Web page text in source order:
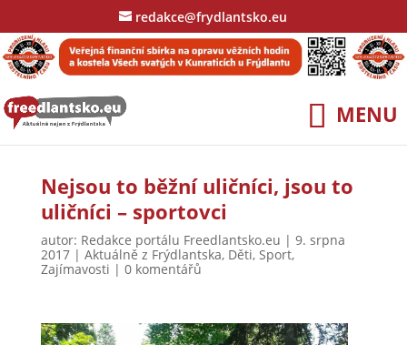
redakce@frydlantsko.eu
Nejsou to běžní uličníci, jsou to
uličníci – sportovci
autor: Redakce portálu Freedlantsko.eu | 9. srpna
2017| Aktuálně z Frýdlantska, Děti, Sport,
Zajímavosti | 0 komentářů